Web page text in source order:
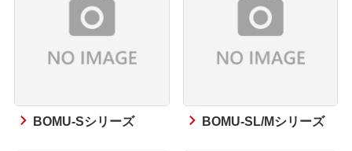
BOMU-Sシリーズ BOMU-SL/Mシリーズ